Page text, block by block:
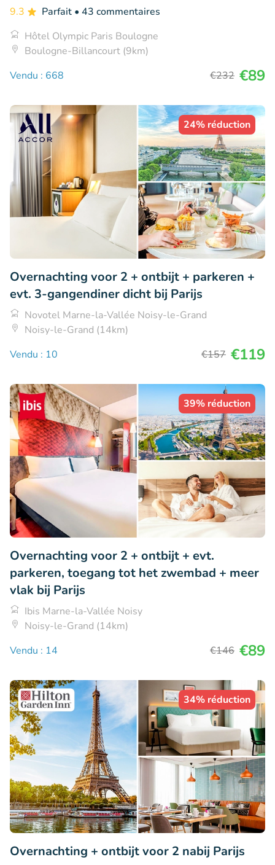
9.3 Parfait • 43 commentaires
Hôtel Olympic Paris Boulogne
Boulogne-Billancourt (9km)
Vendu : 668
€232 €89
24% réduction
Overnachting voor 2 + ontbijt + parkeren +
evt. 3-gangendiner dicht bij Parijs
Novotel Marne-la-Vallée Noisy-le-Grand
Noisy-le-Grand (14km)
Vendu : 10
€157 €119
39% réduction
Overnachting voor 2 + ontbijt + evt.
parkeren, toegang tot het zwembad + meer
vlak bij Parijs
Ibis Marne-la-Vallée Noisy
Noisy-le-Grand (14km)
Vendu : 14
€146 €89
34% réduction
Overnachting + ontbijt voor 2 nabij Parijs